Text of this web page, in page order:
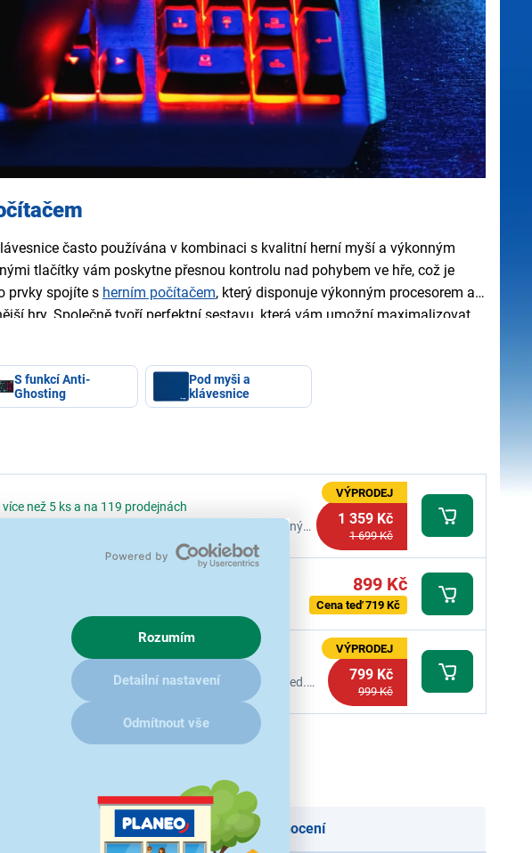
Rozumím
Detailní nastavení
Odmítnout vše
často používána v kombinaci s kvalitní herní myší a výkonným
tlačítky vám poskytne přesnou kontrolu nad pohybem ve hře, což je
prvky spojíte s herním počítačem, který disponuje výkonným procesorem a
hry. Společně tvoří perfektní sestavu, která vám umožní maximalizovat
S funkcí Anti-
Ghosting
Pod myši a
klávesnice
než 5 ks a na 119 prodejnách
plně individuální podsvícení, odnímatelný opletený
spínači Kailh Box White
VÝPRODEJ
1 359 Kč
1 699 Kč
5 ks a na 119 prodejnách
kompaktní layout s numerickou klávesnicí a
Red, nastavitelné nožičky úhlu sklonu.
899 Kč
Cena teď 719 Kč
více než 5 ks a na 122 prodejnách
World of Tanks, připojení USB, spínače Outemu Red.
černé a oranžové klávesy, odolná kovová konstrukce.
VÝPRODEJ
799 Kč
999 Kč
další nejprodávanější...
Dle doporučení Podle hodnocení